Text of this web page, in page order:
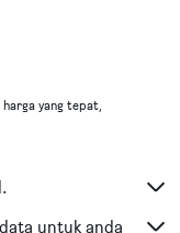
yang tepat,
untuk anda